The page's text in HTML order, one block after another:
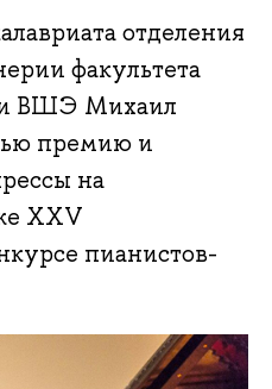
отделения
факультета
ВШЭ Михаил
премию и
на
XXV
пианистов-